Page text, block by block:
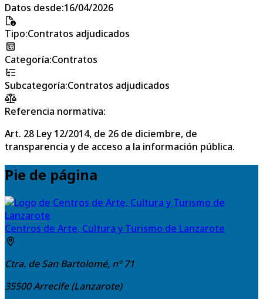
Datos desde:16/04/2026
Tipo:Contratos adjudicados
Categoría:Contratos
Subcategoría:Contratos adjudicados
Referencia normativa:
Art. 28 Ley 12/2014, de 26 de diciembre, de
transparencia y de acceso a la información pública.
Pie de página
Centros de Arte, Cultura y Turismo de Lanzarote
Ctra. de San Bartolomé, nº 71
35500Arrecife (Lanzarote)